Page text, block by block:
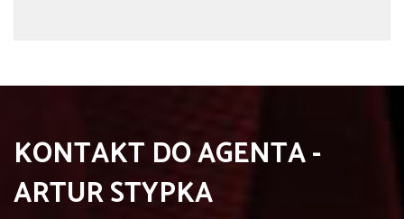
KONTAKT DO AGENTA -
ARTUR STYPKA